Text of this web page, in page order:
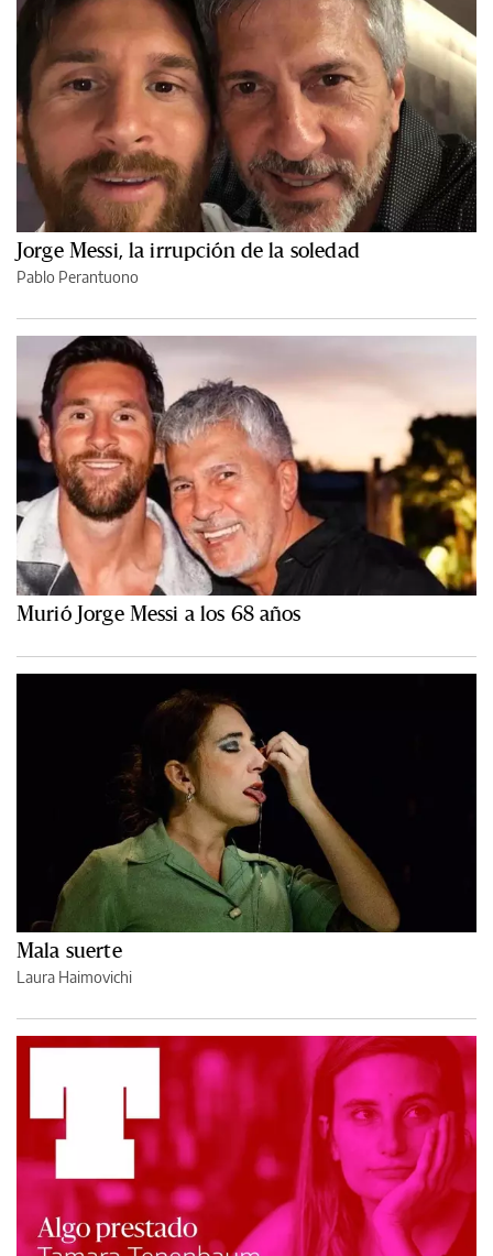
Jorge Messi, la irrupción de la soledad
Pablo Perantuono
Murió Jorge Messi a los 68 años
Mala suerte
Laura Haimovichi